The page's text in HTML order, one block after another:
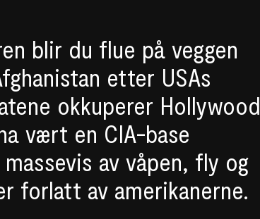
blir du flue på veggen
etter USAs
okkuperer Hollywood
vært en CIA-base
av våpen, fly og
forlatt av amerikanerne.